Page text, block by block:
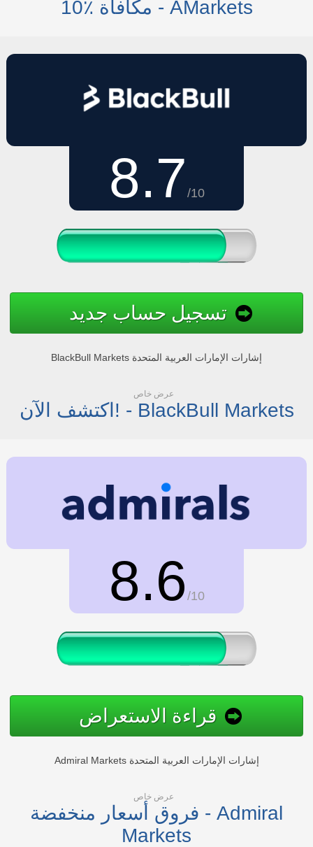
10٪ مكافأة - AMarkets
8.7 /10
تسجيل حساب جديد
BlackBull Markets إشارات الإمارات العربية المتحدة
عرض خاص
اكتشف الآن! - BlackBull Markets
8.6 /10
قراءة الاستعراض
Admiral Markets إشارات الإمارات العربية المتحدة
عرض خاص
فروق أسعار منخفضة - Admiral
Markets